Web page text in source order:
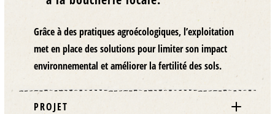
Grâce à des pratiquesagroécologiques, l’exploitation
met en place des solutions pourlimiter son impact
environnemental et améliorer la fertilité des sols.
PROJET